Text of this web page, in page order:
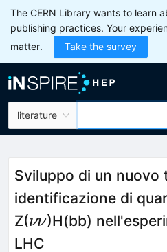
The CERN Library wants to learn
publishing practices. Your
matter.
Take the survey
literature
Sviluppo di un nuovo
identificazione di
Z(\nu\nu
νν)H(bb)
LHC